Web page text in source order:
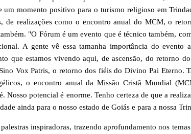
um momento positivo para o turismo religioso em
, de realizações como o encontro anual do MCM, o
"O Fórum é um evento que é técnico também,
A gente vê essa tamanha importância do evento
que estamos vivendo aqui, de ascensão, do retorno
VoxPatris, o retorno dos fiéis do Divino Pai Eterno.
o encontro anual da Missão Cristã Mundial
Nosso potencial é enorme. Tenho certeza de que a
ainda para o nosso estado de Goiás e para a nossa
inspiradoras, trazendo aprofundamento nos